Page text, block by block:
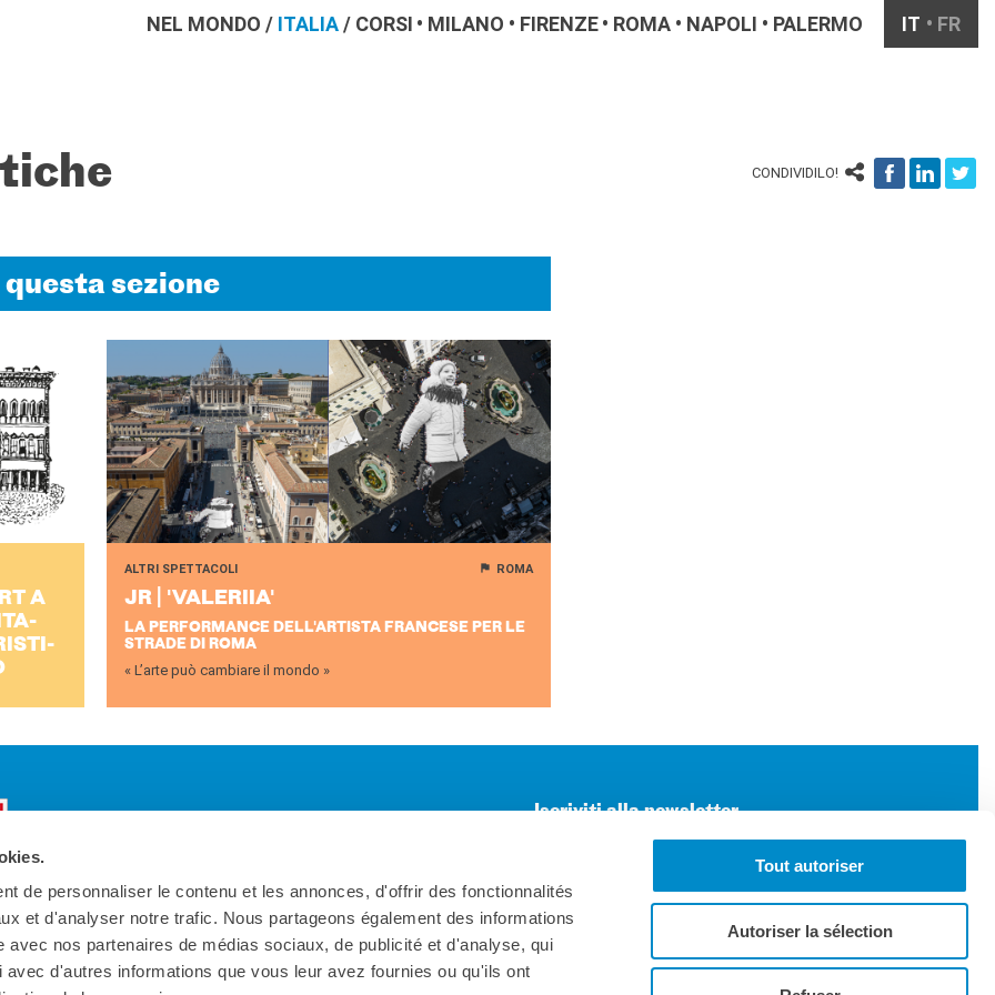
de personnaliser le contenu et les annonces, d'offrir des fonctionnalités
et d'analyser notre trafic. Nous partageons également des informations
avec nos partenaires de médias sociaux, de publicité et d'analyse, qui
d'autres informations que vous leur avez fournies ou qu'ils ont
Tout autoriser
Autoriser la sélection
NEL MONDO / ITALIA/ CORSI MILANO FIRENZE ROMA NAPOLI PALERMO IT FR
CONDIVIDILO!
questa sezione
A
ALTRI SPETTACOLI ROMA
JR | 'VA­LE­RIIA'
LA PERFORMANCE DELL'ARTISTA FRANCESE PER LE
STRADE DI ROMA
« L’arte può cambiare il mondo »
Iscriviti alla newsletter